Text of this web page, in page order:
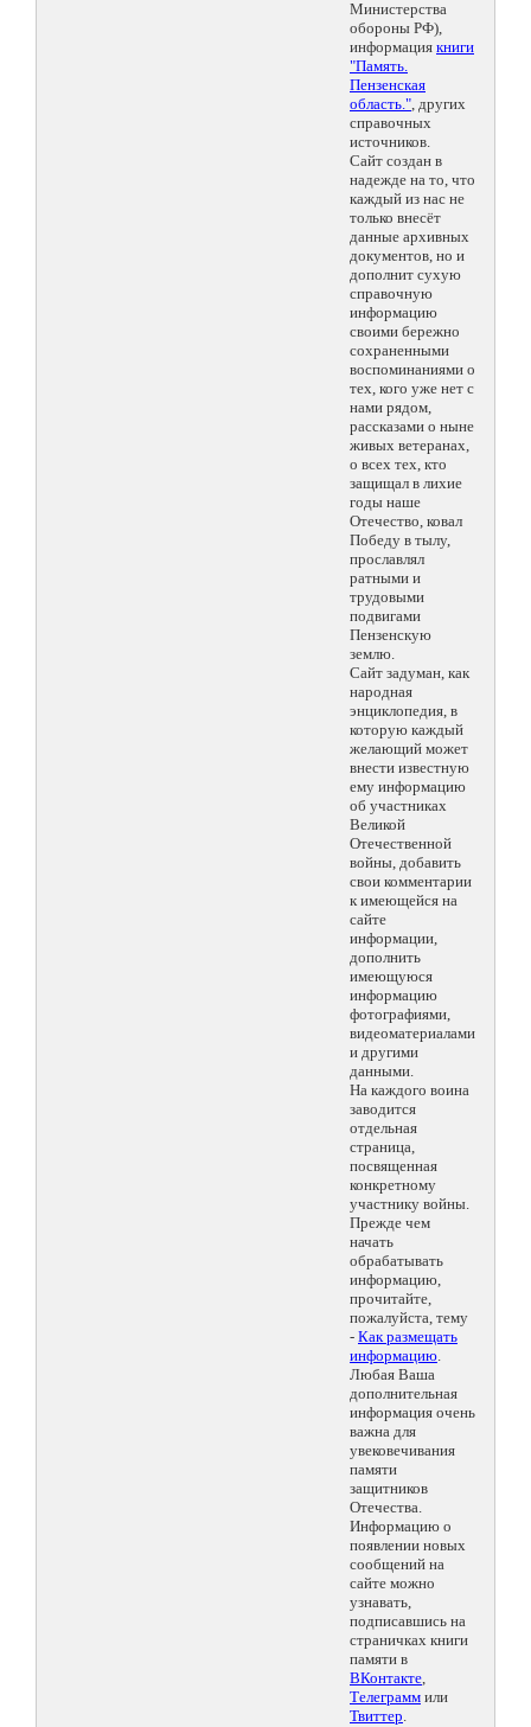
Министерства
обороны РФ),
информация книги
"Память.
Пензенская
область.", других
справочных
источников.
Сайт создан в
надежде на то, что
каждый из нас не
только внесёт
данные архивных
документов, но и
дополнит сухую
справочную
информацию
своими бережно
сохраненными
воспоминаниями о
тех, кого уже нет с
нами рядом,
рассказами о ныне
живых ветеранах,
о всех тех, кто
защищал в лихие
годы наше
Отечество, ковал
Победу в тылу,
прославлял
ратными и
трудовыми
подвигами
Пензенскую
землю.
Сайт задуман, как
народная
энциклопедия, в
которую каждый
желающий может
внести известную
ему информацию
об участниках
Великой
Отечественной
войны, добавить
свои комментарии
к имеющейся на
сайте
информации,
дополнить
имеющуюся
информацию
фотографиями,
видеоматериалами
и другими
данными.
На каждого воина
заводится
отдельная
страница,
посвященная
конкретному
участнику войны.
Прежде чем
начать
обрабатывать
информацию,
прочитайте,
пожалуйста, тему
- Как размещать
информацию.
Любая Ваша
дополнительная
информация очень
важна для
увековечивания
памяти
защитников
Отечества.
Информацию о
появлении новых
сообщений на
сайте можно
узнавать,
подписавшись на
страничках книги
памяти в
ВКонтакте,
Телеграмм или
Твиттер.